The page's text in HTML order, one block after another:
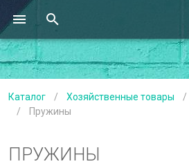
Каталог / Хозяйственные товары /
/
Пружины
ПРУЖИНЫ